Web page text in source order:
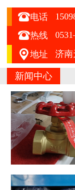
电话
热线
地址
新闻中心